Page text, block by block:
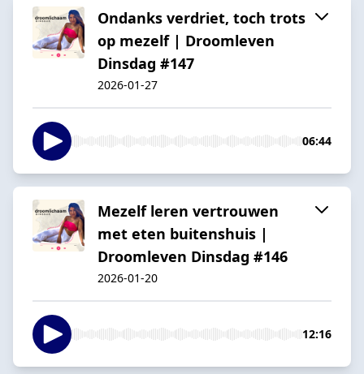
Ondanks verdriet, toch trots
op mezelf | Droomleven
Dinsdag #147
2026-01-27
06:44
Mezelf leren vertrouwen
met eten buitenshuis |
Droomleven Dinsdag #146
2026-01-20
12:16